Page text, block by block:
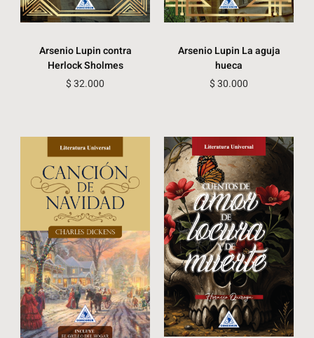
Arsenio Lupin contra
Herlock Sholmes
$32.000
Arsenio Lupin La aguja
hueca
$30.000